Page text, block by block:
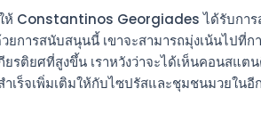
ห้ Constantinos Georgiades ได้รับกา
ยการสนับสนุนนี้ เขาจะสามารถมุ่งเน้นไปที่
รติยศที่สูงขึ้น เราหวังว่าจะได้เห็นคอนสแต
ำเร็จเพิ่มเติมให้กับไซปรัสและชุมชนมวยในอี